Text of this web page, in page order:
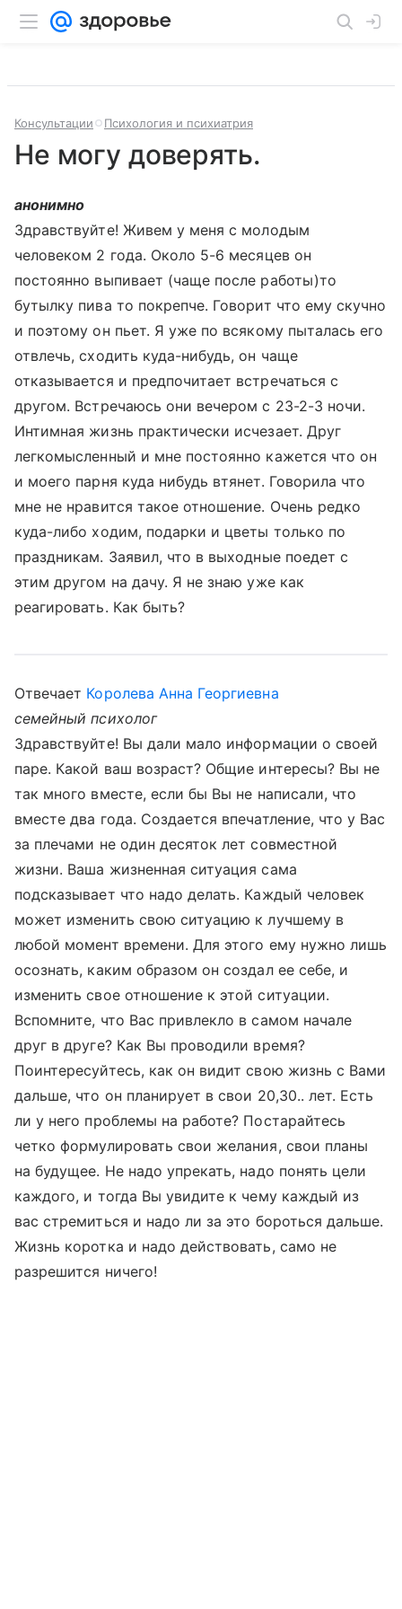
Консультации Психология и психиатрия
Не могу доверять.
анонимно
Здравствуйте! Живем у меня с молодым
человеком 2 года. Около 5-6 месяцев он
постоянно выпивает (чаще после работы)то
бутылку пива то покрепче. Говорит что ему скучно
и поэтому он пьет. Я уже по всякому пыталась его
отвлечь, сходить куда-нибудь, он чаще
отказывается и предпочитает встречаться с
другом. Встречаюсь они вечером с 23-2-3 ночи.
Интимная жизнь практически исчезает. Друг
легкомысленный и мне постоянно кажется что он
и моего парня куда нибудь втянет. Говорила что
мне не нравится такое отношение. Очень редко
куда-либо ходим, подарки и цветы только по
праздникам. Заявил, что в выходные поедет с
этим другом на дачу. Я не знаю уже как
реагировать. Как быть?
Отвечает Королева Анна Георгиевна
семейный психолог
Здравствуйте! Вы дали мало информации о своей
паре. Какой ваш возраст? Общие интересы? Вы не
так много вместе, если бы Вы не написали, что
вместе два года. Создается впечатление, что у Вас
за плечами не один десяток лет совместной
жизни. Ваша жизненная ситуация сама
подсказывает что надо делать. Каждый человек
может изменить свою ситуацию к лучшему в
любой момент времени. Для этого ему нужно лишь
осознать, каким образом он создал ее себе, и
изменить свое отношение к этой ситуации.
Вспомните, что Вас привлекло в самом начале
друг в друге? Как Вы проводили время?
Поинтересуйтесь, как он видит свою жизнь с Вами
дальше, что он планирует в свои 20,30.. лет. Есть
ли у него проблемы на работе? Постарайтесь
четко формулировать свои желания, свои планы
на будущее. Не надо упрекать, надо понять цели
каждого, и тогда Вы увидите к чему каждый из
вас стремиться и надо ли за это бороться дальше.
Жизнь коротка и надо действовать, само не
разрешится ничего!